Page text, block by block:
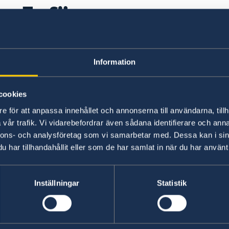
Information
för att anpassa innehållet och annonserna till användarna,
trafik. Vi vidarebefordrar även sådana identifierare och
och analysföretag som vi samarbetar med. Dessa kan i
har tillhandahållit eller som de har samlat in när du har
Inställningar Statistik
Inför resan
information om eventuella lokala villkor.
sidan.
Förbered din resa
Här finns generell information som gäller för
Läs mer